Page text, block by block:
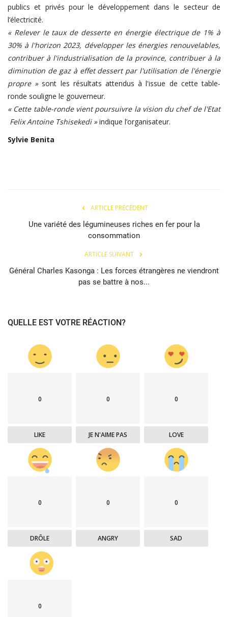
publics et privés pour le développement dans le secteur de
l’électricité.
« Relever le taux de desserte en énergie électrique de 1% à
30% à l'horizon 2023, développer les énergies renouvelables,
contribuer à l'industrialisation de la province, contribuer à la
diminution de gaz à effet dessert par l'utilisation de l'énergie
propre » sont les résultats attendus à l'issue de cette table-
ronde souligne le gouverneur.
« Cette table-ronde vient poursuivre la vision du chef de l'Etat
Felix Antoine Tshisekedi »indique l’organisateur.
Sylvie Benita
ARTICLE PRÉCÉDENT
Une variété des légumineuses riches en fer pour la
consommation
ARTICLE SUIVANT
Général Charles Kasonga : Les forces étrangères ne viendront
pas se battre à nos...
QUELLE EST VOTRE RÉACTION?
0
LIKE
0
JE N'AIME PAS
0
LOVE
0
DRÔLE
0
ANGRY
0
SAD
0